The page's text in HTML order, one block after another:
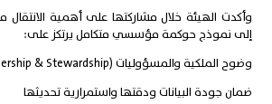
وأكدت الهيئة خلال مشاركتها على أهمية الانتقال من
إلى نموذج حوكمة مؤسسي متكامل يرتكز على:
وضوح الملكية والمسؤوليات (Data Ownership & Stewardship)
ضمان جودة البيانات ودقتها واستمرارية تحديثها